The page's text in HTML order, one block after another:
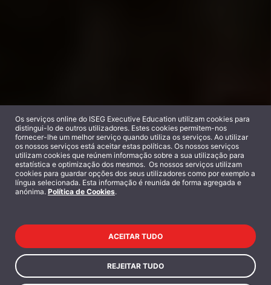
ISEG MBA
Candidaturas abertas
visionária e inovadora
Os serviços online do ISEG Executive Education utilizam cookies para
distingui-lo de outros utilizadores. Estes cookies permitem-nos
fornecer-lhe um melhor serviço quando utiliza os serviços. Ao utilizar
os nossos serviços está aceitar estas políticas. Os nossos serviços
utilizam cookies que reúnem informação sobre a sua utilização para
estatística e optimização dos mesmos. Os nossos serviços utilizam
cookies para guardar opções dos seus utilizadores como por exemplo a
língua selecionada. Esta informação é reunida de forma agregada e
anónima. Política de Cookies.
REJEITAR TUDO
ACEITAR TUDO